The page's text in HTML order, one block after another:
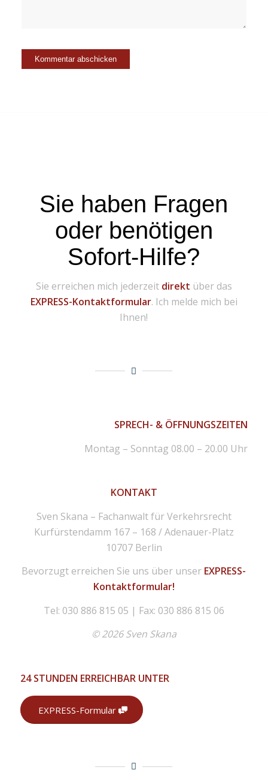
Sie haben Fragen
oder benötigen
Sofort-Hilfe?
Sie erreichen mich jederzeit direkt über das
EXPRESS-Kontaktformular. Ich melde mich bei
Ihnen!
SPRECH- & ÖFFNUNGSZEITEN
Montag – Sonntag 08.00 – 20.00 Uhr
KONTAKT
Sven Skana – Fachanwalt für Verkehrsrecht
Kurfürstendamm 167 – 168 / Adenauer-Platz
10707 Berlin
Bevorzugt erreichen Sie uns über unser EXPRESS-
Kontaktformular!
Tel: 030 886 815 05 | Fax: 030 886 815 06
© 2026 Sven Skana
24 STUNDEN ERREICHBAR UNTER
EXPRESS-Formular